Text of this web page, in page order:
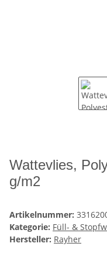
Wattevlies,
g/m2
Artikelnummer:
Kategorie: Füll- &
Hersteller: Rayher